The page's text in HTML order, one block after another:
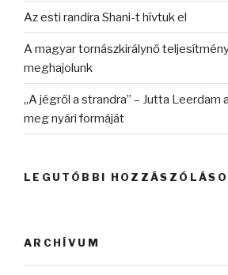
Az esti randira Shani-t hívtuk el
A magyar tornászkirálynő
meghajolunk
„A jégről a strandra” – Jutta Leerdam
meg nyári formáját
LEGUTÓBBI
ARCHÍVUM